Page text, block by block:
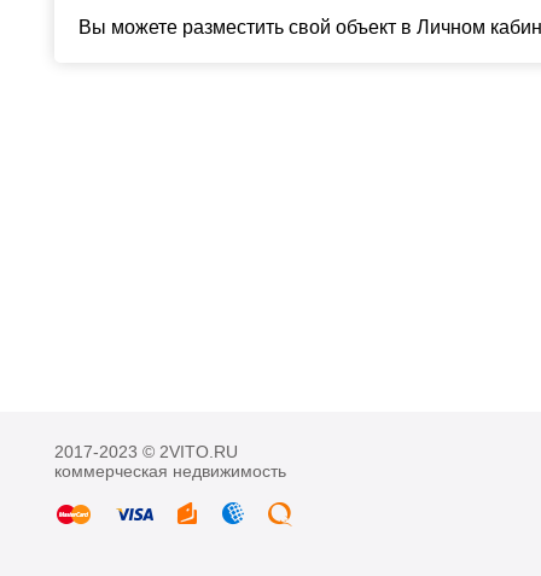
Вы можете разместить свой объект в Личном
2017-2023 © 2VITO.RU
коммерческая недвижимость